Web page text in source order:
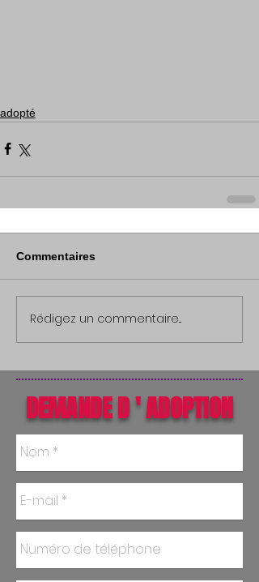
adopté
Commentaires
Rédigez un commentaire...
DEMANDE D ' ADOPTION